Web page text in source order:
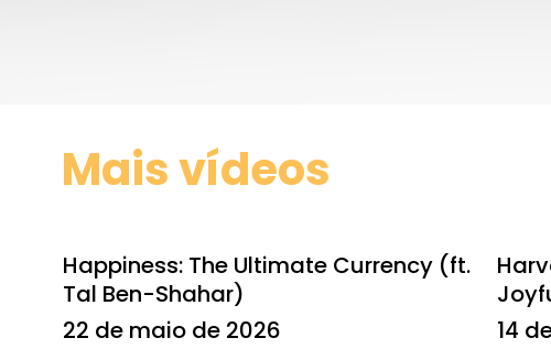
Mais vídeos
Happiness: The Ultimate Currency (ft.
Tal Ben-Shahar)
22 de maio de 2026
14